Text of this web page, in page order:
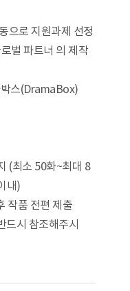
으로 지원과제 선정
벌 파트너 의 제작
박스(DramaBox)
(최소 50화~최대 8
내)
작품 전편 제출
시 참조해주시